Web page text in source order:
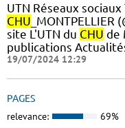
UTN Réseaux
CHU
site L'UTN du CHU de
publications
19/07/2024 12:29
PAGES
relevance: 69%